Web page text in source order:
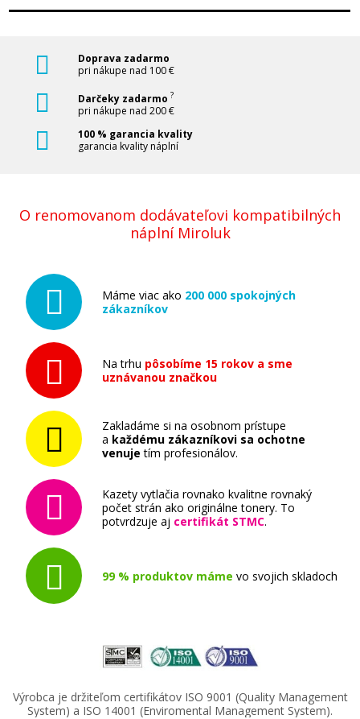
Doprava zadarmo
pri nákupe nad 100 €
Darčeky zadarmo ?
pri nákupe nad 200 €
100 % garancia kvality
garancia kvality náplní
O renomovanom dodávateľovi kompatibilných
náplní Miroluk
Máme viac ako 200 000 spokojných
zákazníkov
Na trhu pôsobíme 15 rokov a sme
uznávanou značkou
Zakladáme si na osobnom prístupe
a každému zákazníkovi sa ochotne
venuje tím profesionálov.
Kazety vytlačia rovnako kvalitne rovnaký
počet strán ako originálne tonery. To
potvrdzuje aj certifikát STMC.
99 % produktov máme vo svojich skladoch
Výrobca je držiteľom certifikátov ISO 9001 (Quality Management
System) a ISO 14001 (Enviromental Management System).